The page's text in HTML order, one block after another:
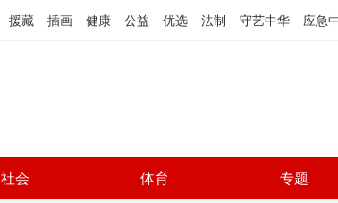
援藏 插画 健康 公益 优选 法制 守艺中华 应急
社会 体育 专题